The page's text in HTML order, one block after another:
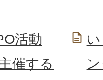
活動
催する